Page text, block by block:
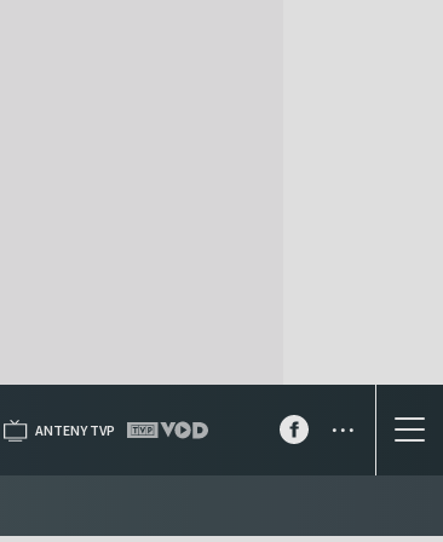
ANTENY TVP ...